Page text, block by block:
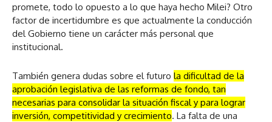
promete, todo lo opuesto a lo que haya hecho Milei? Otro
factor de incertidumbre es que actualmente la conducción
del Gobierno tiene un carácter más personal que
institucional.
También genera dudas sobre el futuro la dificultad de la
aprobación legislativa de las reformas de fondo, tan
necesarias para consolidar la situación fiscal y para lograr
inversión, competitividad y crecimiento. La falta de una